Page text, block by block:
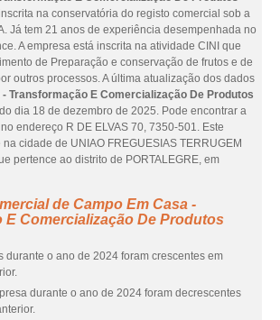
na conservatória do registo comercial sob a
Já tem 21 anos de experiência desempenhada no
A empresa está inscrita na atividade CINI que
de Preparação e conservação de frutos e de
outros processos. A última atualização dos dados
Transformação E Comercialização De Produtos
dia 18 de dezembro de 2025. Pode encontrar a
endereço R DE ELVAS 70, 7350-501. Este
cidade de UNIAO FREGUESIAS TERRUGEM
pertence ao distrito de PORTALEGRE, em
de Campo Em Casa -
E Comercialização De Produtos
durante o ano de 2024 foram crescentes em
durante o ano de 2024 foram decrescentes